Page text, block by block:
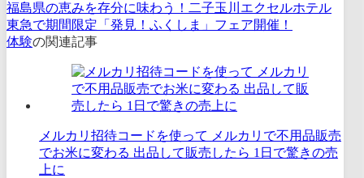
福島県の恵みを存分に味わう！二子玉川エクセルホテル
東急で期間限定「発見！ふくしま」フェア開催！
体験の関連記事
メルカリ招待コードを使って メルカリで不用品販売
でお米に変わる 出品して販売したら 1日で驚きの売
上に